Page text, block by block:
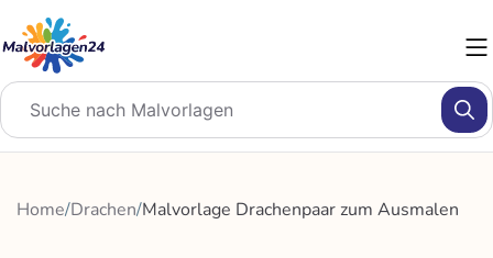
Inhalt
springen
Home/Drachen/Malvorlage Drachenpaar zum Ausmalen